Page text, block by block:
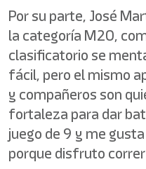
Por su parte, José
la categoría M20,
clasificatorio se
fácil, pero el mismo
y compañeros son
fortaleza para dar
juego de 9 y me
porque disfruto